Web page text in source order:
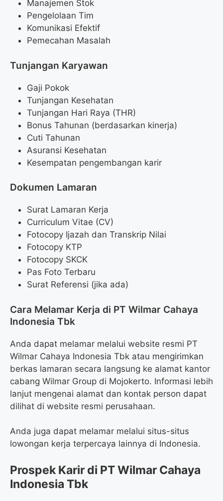
Manajemen Stok
Pengelolaan Tim
Komunikasi Efektif
Pemecahan Masalah
Tunjangan Karyawan
Gaji Pokok
Tunjangan Kesehatan
Tunjangan Hari Raya (THR)
Bonus Tahunan (berdasarkan kinerja)
Cuti Tahunan
Asuransi Kesehatan
Kesempatan pengembangan karir
Dokumen Lamaran
Surat Lamaran Kerja
Curriculum Vitae (CV)
Fotocopy Ijazah dan Transkrip Nilai
Fotocopy KTP
Fotocopy SKCK
Pas Foto Terbaru
Surat Referensi (jika ada)
Cara Melamar Kerja di PT Wilmar Cahaya
Indonesia Tbk
Anda dapat melamar melalui website resmi PT
Wilmar Cahaya Indonesia Tbk atau mengirimkan
berkas lamaran secara langsung ke alamat kantor
cabang Wilmar Group di Mojokerto. Informasi lebih
lanjut mengenai alamat dan kontak person dapat
dilihat di website resmi perusahaan.
Anda juga dapat melamar melalui situs-situs
lowongan kerja terpercaya lainnya di Indonesia.
Prospek Karir di PT Wilmar Cahaya
Indonesia Tbk